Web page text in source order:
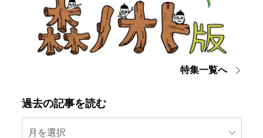
特集一覧へ
過去の記事を読む
月を選択